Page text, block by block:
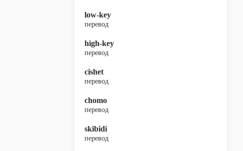
low-key
перевод
high-key
перевод
cishet
перевод
chomo
перевод
skibidi
перевод